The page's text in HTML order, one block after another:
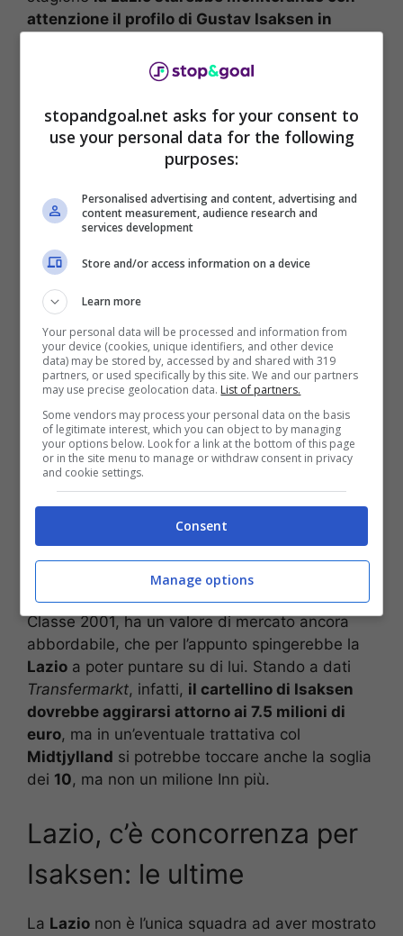
attenzione il profilo di Gustav Isaksen in
classe 2001 del Midtjylland.
Lazio, nome nuovo per la
fascia: piace Isaksen
Dopo aver monitorato e trattatoBerardinegli
scorsi mesi, non riuscendo però a portarlo nella
capitale, la
l’attenzione su
per rinforzare la fascia destra in questo
fatto male ai biancocelesti in Europa League.
Classe 2001, ha un valore di mercato ancora
abbordabile, che per l’appunto spingerebbe la
Lazio a poter puntare su di lui. Stando a dati
Transfermarkt, infatti, il cartellino di Isaksen
dovrebbe aggirarsi attorno ai 7.5 milioni di
euro, ma in un’eventuale trattativa col
Midtjylland si potrebbe toccare anche la soglia
dei 10, ma non un milione Inn più.
Lazio, c’è concorrenza per
Isaksen: le ultime
La Lazio non è l’unica squadra ad aver mostrato
stopandgoal.net asks for your consent to
use your personal data for the following
purposes:
Personalised advertising and content, advertising and
content measurement, audience research and
services development
Store and/or access information on a device
Learn more
Your personal data will be processed and information from
your device (cookies, unique identifiers, and other device
data) may be stored by, accessed by and shared with 319
partners, or used specifically by this site. We and our partners
may use precise geolocation data. List of partners.
Some vendors may process your personal data on the basis
of legitimate interest, which you can object to by managing
your options below. Look for a link at the bottom of this page
or in the site menu to manage or withdraw consent in privacy
and cookie settings.
Consent
Manage options